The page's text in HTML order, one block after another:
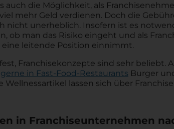
auch die Möglichkeit, als
mehr Geld verdienen. Doch die
nicht unerheblich. Insofern ist es
ob man das Risiko eingeht und als
leitende Position einnimmt.
Franchisekonzepte sind sehr beliebt.
gerne in Fast-Food-Restaurants Burger
lassen sich über
in Franchiseunternehmen